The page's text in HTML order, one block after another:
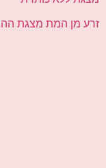
זרע מן המת מצגת